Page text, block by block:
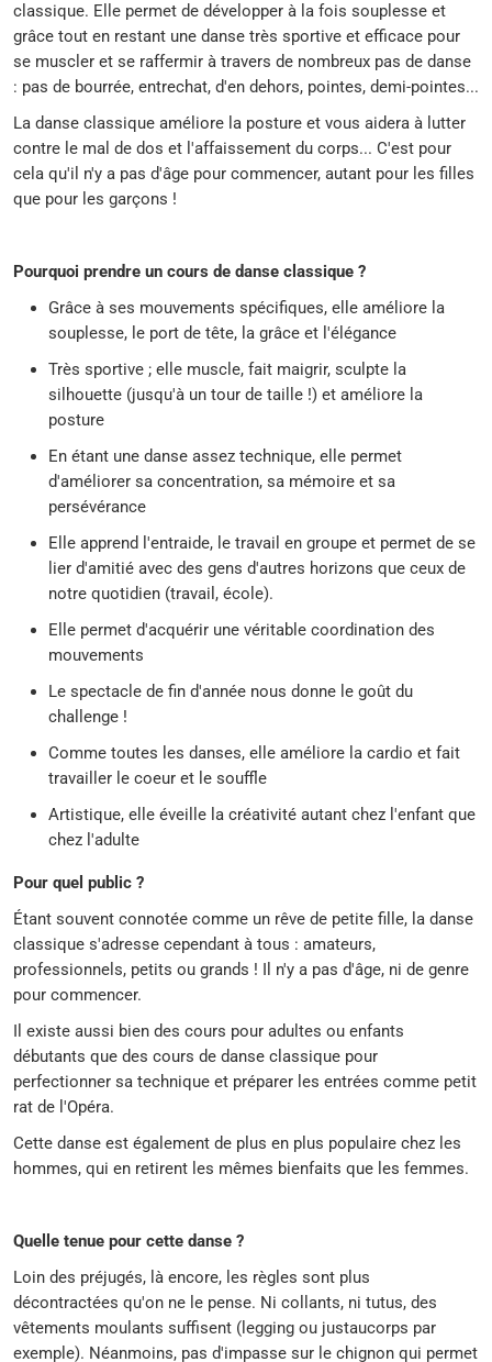
classique. Elle permet de développer à la fois souplesse et
grâce tout en restant une danse très sportive et efficace pour
se muscler et se raffermir à travers de nombreux pas de danse
: pas de bourrée, entrechat, d'en dehors, pointes, demi-pointes...
La danse classique améliore la posture et vous aidera à lutter
contre le mal de dos et l'affaissement du corps... C'est pour
cela qu'il n'y a pas d'âge pour commencer, autant pour les filles
que pour les garçons !
Pourquoi prendre un cours de danse classique ?
Grâce à ses mouvements spécifiques, elle améliore la
souplesse, le port de tête, la grâce et l'élégance
Très sportive ; elle muscle, fait maigrir, sculpte la
silhouette (jusqu'à un tour de taille !) et améliore la
posture
En étant une danse assez technique, elle permet
d'améliorer sa concentration, sa mémoire et sa
persévérance
Elle apprend l'entraide, le travail en groupe et permet de se
lier d'amitié avec des gens d'autres horizons que ceux de
notre quotidien (travail, école).
Elle permet d'acquérir une véritable coordination des
mouvements
Le spectacle de fin d'année nous donne le goût du
challenge !
Comme toutes les danses, elle améliore la cardio et fait
travailler le coeur et le souffle
Artistique, elle éveille la créativité autant chez l'enfant que
chez l'adulte
Pour quel public ?
Étant souvent connotée comme un rêve de petite fille, la danse
classique s'adresse cependant à tous : amateurs,
professionnels, petits ou grands ! Il n'y a pas d'âge, ni de genre
pour commencer.
Il existe aussi bien des cours pour adultes ou enfants
débutants que des cours de danse classique pour
perfectionner sa technique et préparer les entrées comme petit
rat de l'Opéra.
Cette danse est également de plus en plus populaire chez les
hommes, qui en retirent les mêmes bienfaits que les femmes.
Quelle tenue pour cette danse ?
Loin des préjugés, là encore, les règles sont plus
décontractées qu'on ne le pense. Ni collants, ni tutus, des
vêtements moulants suffisent (legging ou justaucorps par
exemple). Néanmoins, pas d'impasse sur le chignon qui permet